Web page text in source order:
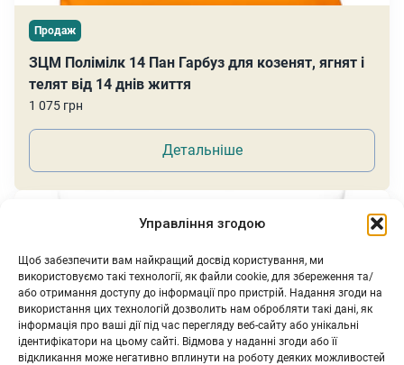
Управління згодою
Щоб забезпечити вам найкращий досвід користування, ми
використовуємо такі технології, як файли cookie, для збереження та/
або отримання доступу до інформації про пристрій. Надання згоди на
використання цих технологій дозволить нам обробляти такі дані, як
інформація про ваші дії під час перегляду веб-сайту або унікальні
ідентифікатори на цьому сайті. Відмова у наданні згоди або її
відкликання може негативно вплинути на роботу деяких можливостей
Продаж
ЗЦМ Полімілк 14 Пан Гарбуз для козенят, ягнят і
телят від 14 днів життя
1 075 грн
Детальніше